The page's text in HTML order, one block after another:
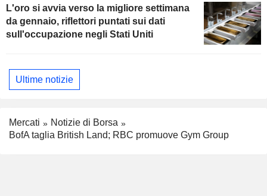
L'oro si avvia verso la migliore settimana
da gennaio, riflettori puntati sui dati
sull'occupazione negli Stati Uniti
Ultime notizie
Mercati
Notizie di Borsa
BofA taglia British Land; RBC promuove Gym Group